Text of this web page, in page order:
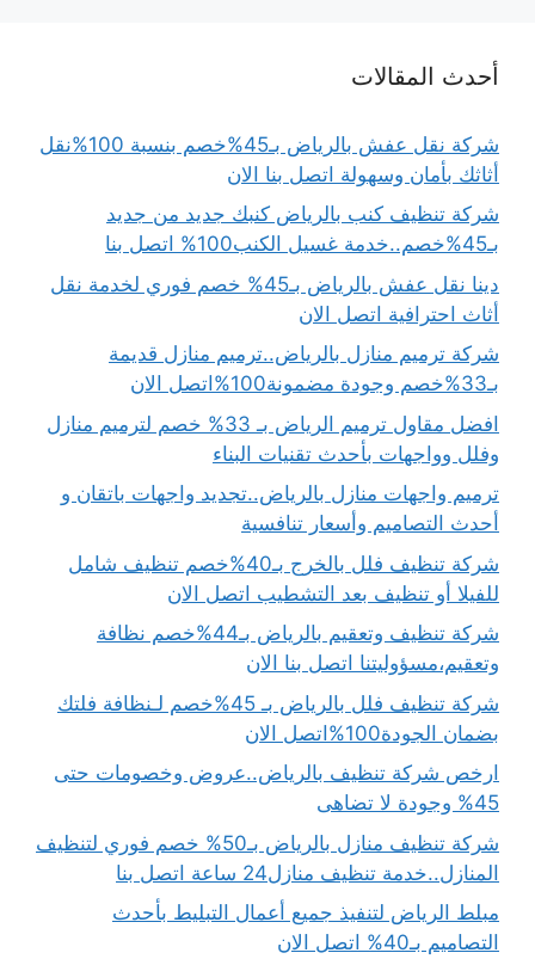
أحدث المقالات
شركة نقل عفش بالرياض بـ45%خصم بنسبة 100%نقل
أثاثك بأمان وسهولة اتصل بنا الان
شركة تنظيف كنب بالرياض كنبك جديد من جديد
بـ45%خصم..خدمة غسيل الكنب100% اتصل بنا
دينا نقل عفش بالرياض بـ45% خصم فوري لخدمة نقل
أثاث احترافية اتصل الان
شركة ترميم منازل بالرياض..ترميم منازل قديمة
بـ33%خصم وجودة مضمونة100%اتصل الان
افضل مقاول ترميم الرياض بـ 33% خصم لترميم منازل
وفلل وواجهات بأحدث تقنيات البناء
ترميم واجهات منازل بالرياض..تجديد واجهات باتقان و
أحدث التصاميم وأسعار تنافسية
شركة تنظيف فلل بالخرج بـ40%خصم تنظيف شامل
للفيلا أو تنظيف بعد التشطيب اتصل الان
شركة تنظيف وتعقيم بالرياض بـ44%خصم نظافة
وتعقيم،مسؤوليتنا اتصل بنا الان
شركة تنظيف فلل بالرياض بـ 45%خصم لـنظافة فلتك
بضمان الجودة100%اتصل الان
ارخص شركة تنظيف بالرياض..عروض وخصومات حتى
45% وجودة لا تضاهى
شركة تنظيف منازل بالرياض بـ50% خصم فوري لتنظيف
المنازل..خدمة تنظيف منازل24 ساعة اتصل بنا
مبلط الرياض لتنفيذ جميع أعمال التبليط بأحدث
التصاميم بـ40% اتصل الان